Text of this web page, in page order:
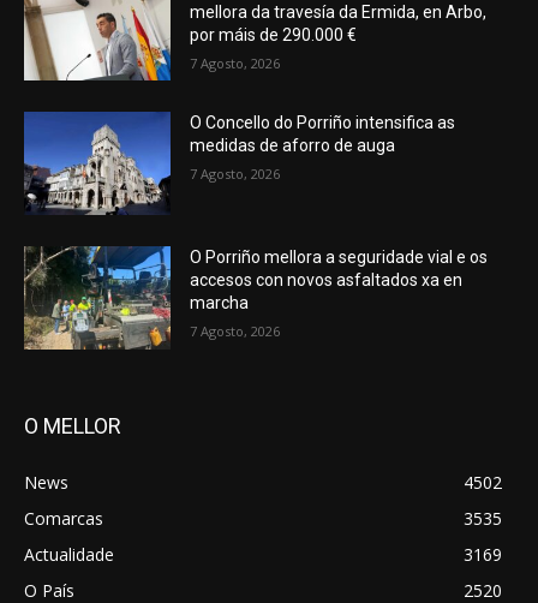
mellora da travesía da Ermida, en Arbo,
por máis de 290.000 €
7 Agosto, 2026
O Concello do Porriño intensifica as
medidas de aforro de auga
7 Agosto, 2026
O Porriño mellora a seguridade vial e os
accesos con novos asfaltados xa en
marcha
7 Agosto, 2026
O MELLOR
News
4502
Comarcas
3535
Actualidade
3169
O País
2520